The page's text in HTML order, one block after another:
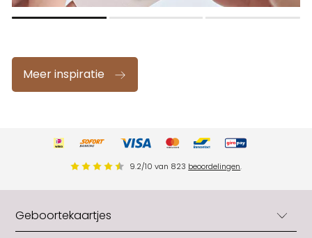
Meer inspiratie
9.2/10 van 823 beoordelingen.
Geboortekaartjes